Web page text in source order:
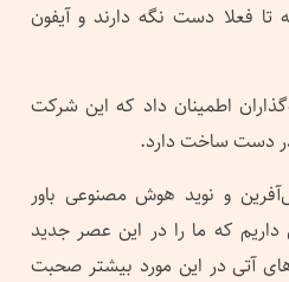
تا فعلا دست نگه دارند و آیفون
اطمینان داد که این شرکت
دست ساخت دارد.
و نوید هوش مصنوعی باور
داریم که ما را در این عصر جدید
آتی در این مورد بیشتر صحبت